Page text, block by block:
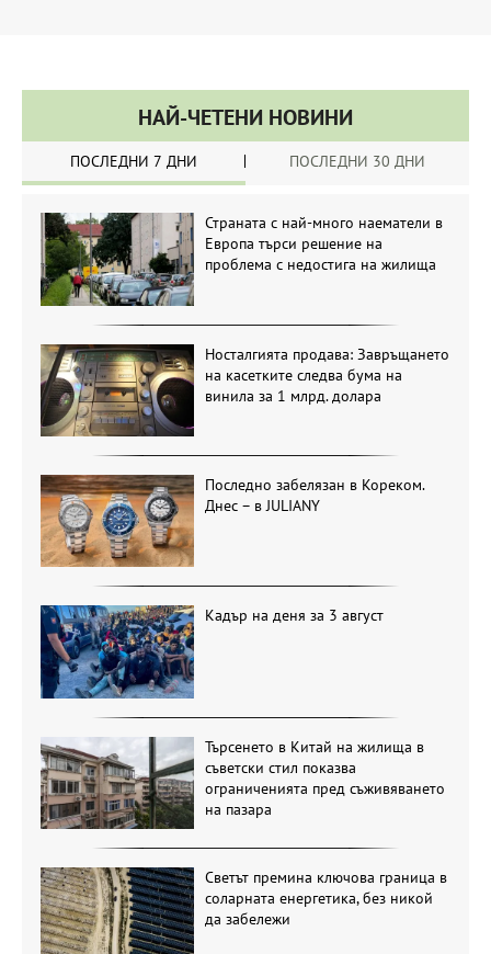
НАЙ-ЧЕТЕНИ НОВИНИ
ПОСЛЕДНИ 7 ДНИ ПОСЛЕДНИ 30 ДНИ
Страната с най-много наематели в
Европа търси решение на
проблема с недостига на жилища
Носталгията продава: Завръщането
на касетките следва бума на
винила за 1 млрд. долара
Последно забелязан в Кореком.
Днес – в JULIANY
Кадър на деня за 3 август
Търсенето в Китай на жилища в
съветски стил показва
ограниченията пред съживяването
на пазара
Светът премина ключова граница в
соларната енергетика, без никой
да забележи